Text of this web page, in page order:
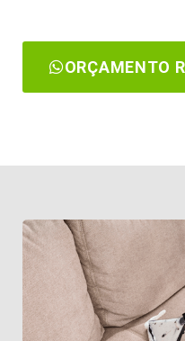
ORÇAMENTO